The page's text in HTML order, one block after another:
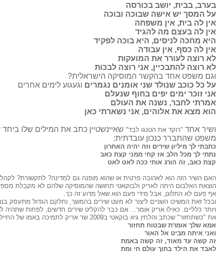
בערב, בבית, יושב בכורסה
על המסך יש אישה שבוכה ובוכה
אין לה בית, אין משפחה
אין לה בעצם מה להגיד
היא מחכה לניסים, היא בוכה לפקיד
אין לה כסף, אין עבודה
לא רוצה לעורר את המועקות
לא רוצה להתבכיין, אני רוצה לבכות
וגם משפט אחד בהקשר המוסיקה הישראלית?
על כל כוכב שנולד שני אומנים נגמרים וגעגוע לימים אחרים
אני זוכר ימים יפים בחוף שנעלם
אמרתי לחבר, נשנה את העולם
הוא מצא את אלוהים, אני נשארתי כאן
ושיר אחד "רוקד את הטנגו לבד" שאיינשטיין כתב את המילים שלו
משפט שהתברר כנכון עובדתית:
כתבתי לך מיליון שירים וזה יהיה האחרון
נתתי לך מכל הלב אז קחי ממני קצת כאב
קצת כאב, זה הורג אותי ככה לאט לאט
האם השיר הזה הוא לאהובה פרטית או שהוא מופנה גם למדינה? לתקשורת?
הוצאת האלבום היתה לאריק ולבוקאטי תחושה שהמוסיקה שלהם לא מקבלת
אף פעם לא התלונן, אבל מידי פעם הוא שאל מדוע זה כך.
ובכל זאת המשיכו השניים ליצור לא מעט שירים בהמשך, וחלקם הגדול מתעסק
ויותר כלליים. כאילו אריק אומר... אם כבר להקליט שירים חדשים, לפחות
את "כשתחזור" שכתב והלחין גיא בוקאטי ב2009 שר אריק לתמיכה באמו של החייל הנעדר גיא חבר.
אמא שלך אומרת שבטוח תחזור
ואני איתה מביט אל האור
זה קשה עד מאוד, זה קשה באמת
לאבד את הילד בתוך עולם חי ומת